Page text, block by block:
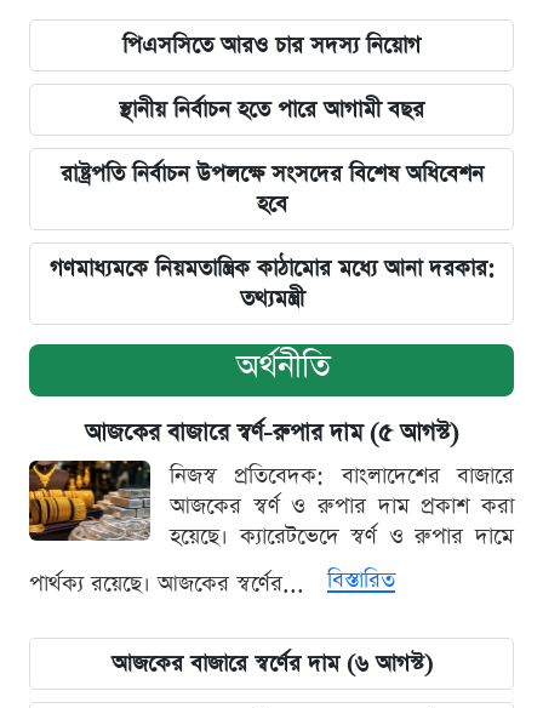
পিএসসিতে আরও চার সদস্য নিয়োগ
স্থানীয় নির্বাচন হতে পারে আগামী বছর
রাষ্ট্রপতি নির্বাচন উপলক্ষে সংসদের বিশেষ অধিবেশন
হবে
গণমাধ্যমকে নিয়মতান্ত্রিক কাঠামোর মধ্যে আনা দরকার:
তথ্যমন্ত্রী
অর্থনীতি
আজকের বাজারে স্বর্ণ-রুপার দাম (৫ আগস্ট)
নিজস্ব প্রতিবেদক: বাংলাদেশের বাজারে
আজকের স্বর্ণ ও রুপার দাম প্রকাশ করা
হয়েছে। ক্যারেটভেদে স্বর্ণ ও রুপার দামে
পার্থক্য রয়েছে। আজকের স্বর্ণের...
বিস্তারিত
আজকের বাজারে স্বর্ণের দাম (৬ আগস্ট)